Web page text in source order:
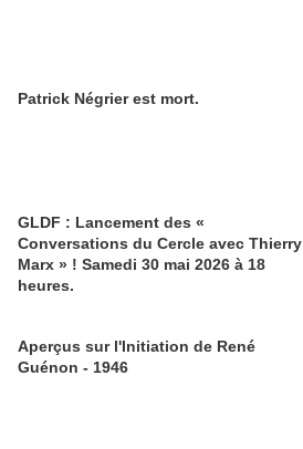
Patrick Négrier est mort.
GLDF : Lancement des «
Conversations du Cercle avec Thierry
Marx » ! Samedi 30 mai 2026 à 18
heures.
Aperçus sur l'Initiation de René
Guénon - 1946